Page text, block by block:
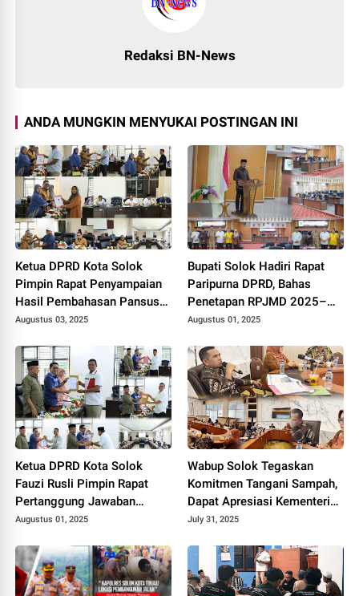
Redaksi BN-News
ANDA MUNGKIN MENYUKAI POSTINGAN INI
Ketua DPRD Kota Solok
Pimpin Rapat Penyampaian
Hasil Pembahasan Pansus
RPJMD Tahun 2025-2029.
Augustus 03, 2025
Bupati Solok Hadiri Rapat
Paripurna DPRD, Bahas
Penetapan RPJMD 2025–
2029
Augustus 01, 2025
Ketua DPRD Kota Solok
Fauzi Rusli Pimpin Rapat
Pertanggung Jawaban
Pelaksanaan APBD Kota
Augustus 01, 2025
Wabup Solok Tegaskan
Komitmen Tangani Sampah,
Dapat Apresiasi Kementerian
Lingkungan Hidup.
July 31, 2025